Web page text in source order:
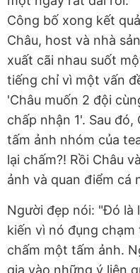
Công bố xong kết
Châu, host và nhà sản
xuất cãi nhau suốt
tiếng chỉ vì một vấn
'Châu muốn 2 đội
chấp nhận 1'. Sau
tấm ảnh nhóm của
lại chấm?! Rồi Châu
ảnh và quan điểm cá
Người đẹp nói: "Đó là
kiến vì nó đụng
chấm một tấm ảnh.
gia vào những ý liên